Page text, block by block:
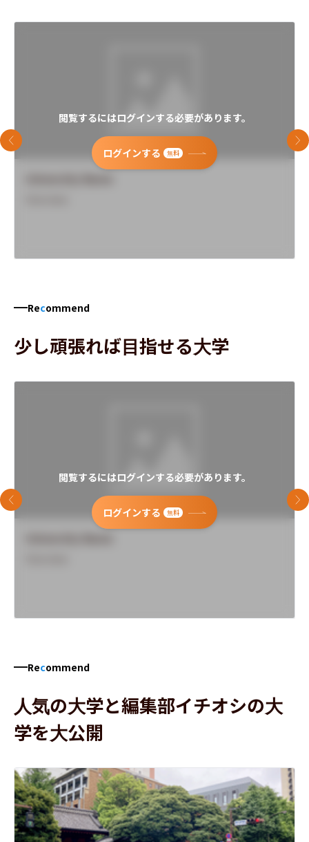
閲覧するにはログインする必要があります。
ログインする 無料
前のスライド 次
Recommend
少し頑張れば目指せる大学
閲覧するにはログインする必要があります。
ログインする 無料
前のスライド 次
Recommend
人気の大学と編集部イチオシの大
学を大公開